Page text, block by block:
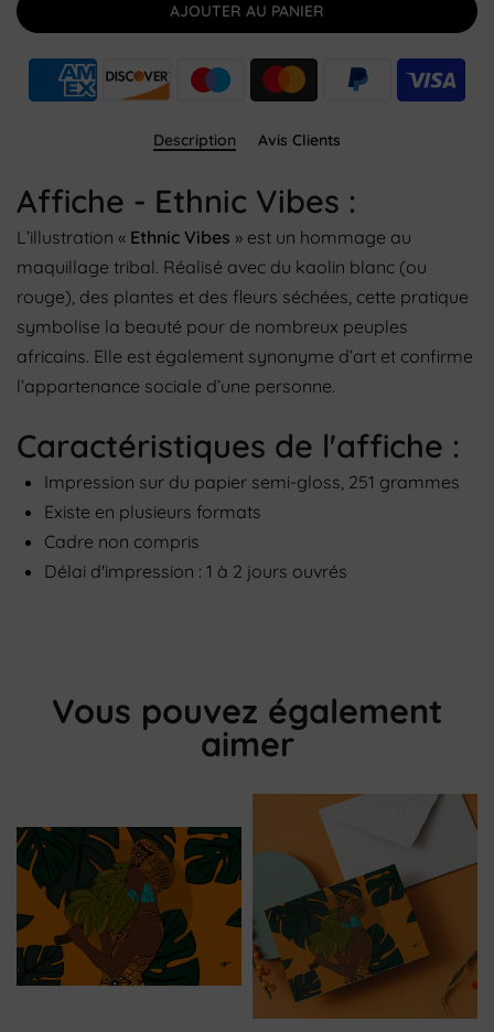
AJOUTER AU PANIER
Description Avis Clients
Affiche - Ethnic Vibes :
L’illustration « Ethnic Vibes » est un hommage au
maquillage tribal. Réalisé avec du kaolin blanc (ou
rouge), des plantes et des fleurs séchées, cette pratique
symbolise la beauté pour de nombreux peuples
africains. Elle est également synonyme d’art et confirme
l’appartenance sociale d’une personne.
Caractéristiques de l'affiche :
Impression sur du papier semi-gloss, 251 grammes
Existe en plusieurs formats
Cadre non compris
Délai d'impression : 1 à 2 jours ouvrés
Vous pouvez également
aimer